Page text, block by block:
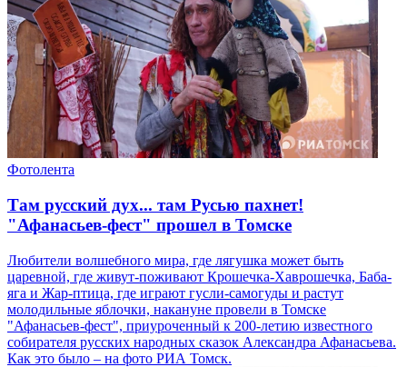
Фотолента
Там русский дух... там Русью пахнет!
"Афанасьев-фест" прошел в Томске
Любители волшебного мира, где лягушка может быть
царевной, где живут-поживают Крошечка-Хаврошечка, Баба-
яга и Жар-птица, где играют гусли-самогуды и растут
молодильные яблочки, накануне провели в Томске
"Афанасьев-фест", приуроченный к 200-летию известного
собирателя русских народных сказок Александра Афанасьева.
Как это было – на фото РИА Томск.